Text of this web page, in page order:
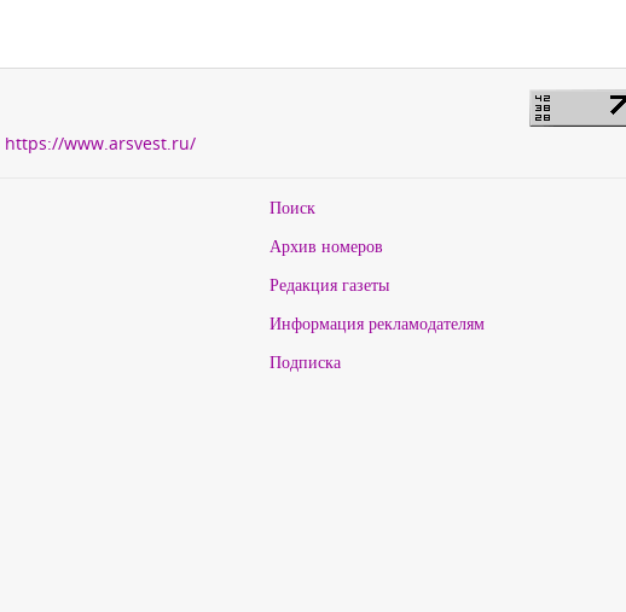
https://www.arsvest.ru/
Поиск
Архив номеров
Редакция газеты
Информация рекламодателям
Подписка